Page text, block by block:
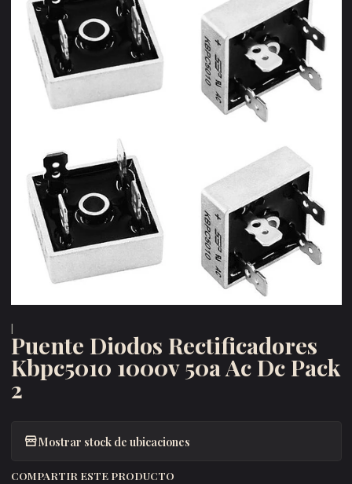
Puente Diodos Rectificadores
Kbpc5010 1000v 50a Ac Dc Pack
2
Mostrar stock de ubicaciones
COMPARTIR ESTE PRODUCTO